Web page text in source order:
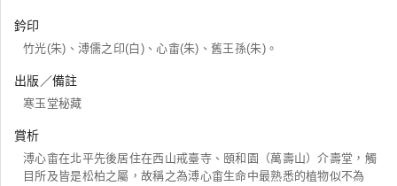
鈐印
竹光(朱)、溥儒之印(白)、心畬(朱)、舊王孫(朱)。
出版／備註
寒玉堂秘藏
賞析
溥心畬在北平先後居住在西山戒臺寺、頤和園（萬壽山）介壽堂，觸
目所及皆是松柏之屬，故稱之為溥心畬生命中最熟悉的植物似不為